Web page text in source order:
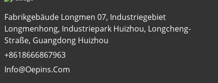
Fabrikgebäude Longmen 07, Industriegebiet
Longmenhong, Industriepark Huizhou, Longcheng-
Straße, Guangdong Huizhou
+8618666867963
Info@oepins.com